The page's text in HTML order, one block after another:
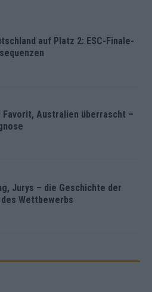
auf Platz 2: ESC-Finale-
Favorit, Australien überrascht –
Jurys – die Geschichte der
Wettbewerbs